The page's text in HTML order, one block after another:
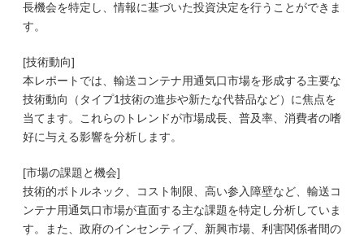
長機会を特定し、情報に基づいた投資決定を行うことができま
す。
[技術動向]
本レポートでは、輸送コンテナ用通気口市場を形成する主要な
技術動向（タイプ1技術の進歩や新たな代替品など）に焦点を
当てます。これらのトレンドが市場成長、普及率、消費者の嗜
好に与える影響を分析します。
[市場の課題と機会]
技術的ボトルネック、コスト制限、高い参入障壁など、輸送コ
ンテナ用通気口市場が直面する主な課題を特定し分析していま
す。また、政府のインセンティブ、新興市場、利害関係者間の